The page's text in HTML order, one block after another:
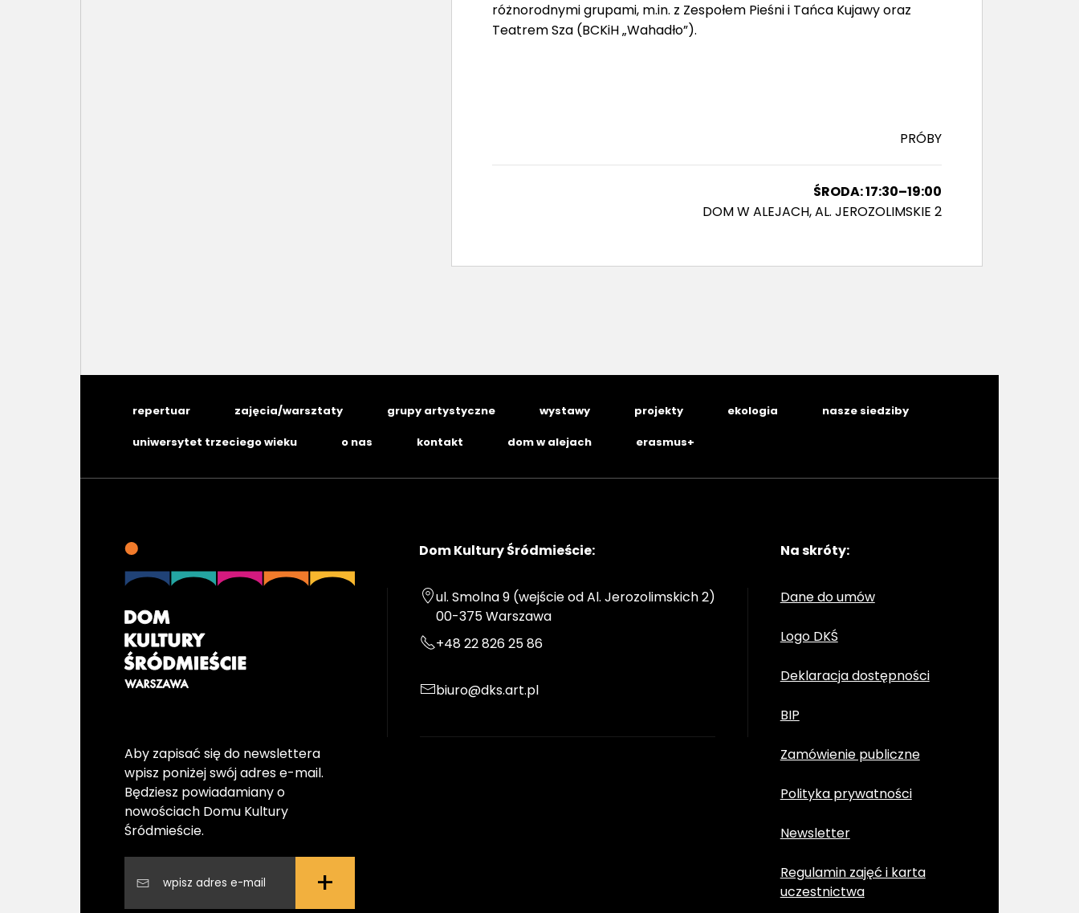
różnorodnymi grupami, m.in. z Zespołem Pieśni i Tańca Kujawy oraz
Teatrem Sza (BCKiH „Wahadło”).
PRÓBY
ŚRODA: 17:30–19:00
DOM W ALEJACH, AL. JEROZOLIMSKIE 2
repertuar zajęcia/warsztaty grupy artystyczne wystawy projekty ekologia nasze siedziby
uniwersytet trzeciego wieku o nas kontakt dom w alejach erasmus+
Aby zapisać się do newslettera
wpisz poniżej swój adres e-mail.
Będziesz powiadamiany o
nowościach Domu Kultury
Śródmieście.
+
Dom Kultury Śródmieście:
ul. Smolna 9 (wejście od Al. Jerozolimskich 2)
00-375 Warszawa
+48 22 826 25 86
biuro@dks.art.pl
Na skróty:
Dane do umów
Logo DKŚ
Deklaracja dostępności
BIP
Zamówienie publiczne
Polityka prywatności
Newsletter
Regulamin zajęć i karta
uczestnictwa